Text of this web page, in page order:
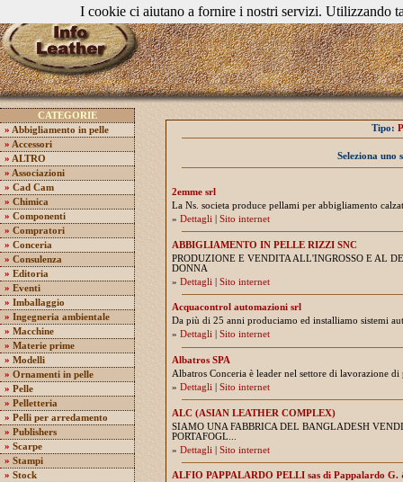
CATEGORIE
» Abbigliamento in pelle
» Accessori
» ALTRO
» Associazioni
» Cad Cam
» Chimica
» Componenti
» Compratori
» Conceria
» Consulenza
» Editoria
» Eventi
» Imballaggio
» Ingegneria ambientale
» Macchine
» Materie prime
» Modelli
» Ornamenti in pelle
» Pelle
» Pelletteria
» Pelli per arredamento
» Publishers
» Scarpe
» Stampi
» Stock
Tipo:
Seleziona uno
2emme srl
La Ns. societa produce pellami per abbigliamento
» Dettagli Sito internet
ABBIGLIAMENTO IN PELLE RIZZI SNC
PRODUZIONE E VENDITA ALL'INGROSSO E AL
DONNA
» Dettagli Sito internet
Acquacontrol automazioni srl
Da più di 25 anni produciamo ed installiamo sistemi
» Dettagli Sito internet
Albatros SPA
Albatros Conceria è leader nel settore di lavorazione
» Dettagli Sito internet
ALC (ASIAN LEATHER COMPLEX)
SIAMO UNA FABBRICA DEL BANGLADESH
PORTAFOGL...
» Dettagli Sito internet
ALFIO PAPPALARDO PELLI sas di Pappalardo G.
I cookie ci aiutano a fornire i nostri servizi. Utilizzando